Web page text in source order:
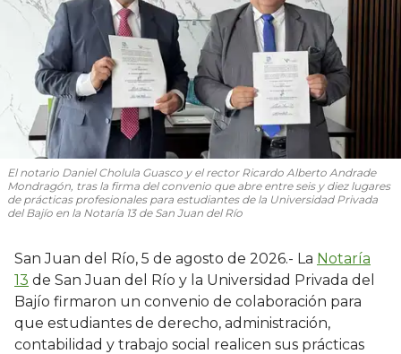
El notario Daniel Cholula Guasco y el rector Ricardo Alberto Andrade
Mondragón, tras la firma del convenio que abre entre seis y diez lugares
de prácticas profesionales para estudiantes de la Universidad Privada
del Bajío en la Notaría 13 de San Juan del Río
San Juan del Río, 5 de agosto de 2026.- La Notaría
13 de San Juan del Río y la Universidad Privada del
Bajío firmaron un convenio de colaboración para
que estudiantes de derecho, administración,
contabilidad y trabajo social realicen sus prácticas